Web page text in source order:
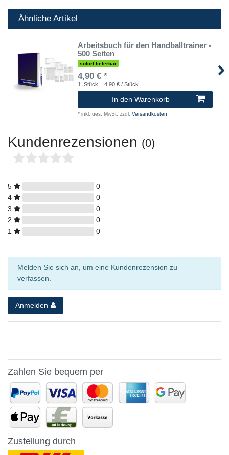
Ähnliche Artikel
Arbeitsbuch für den Handballtrainer -
500 Seiten
sofort lieferbar
4,90 € *
1 Stück | 4,90 € / Stück
In den Warenkorb
* inkl. ges. MwSt. zzgl. Versandkosten
Kundenrezensionen (0)
5
0
4
0
3
0
2
0
1
0
Melden Sie sich an, um eine Kundenrezension zu
verfassen.
Anmelden
Zahlen Sie bequem per
Zustellung durch